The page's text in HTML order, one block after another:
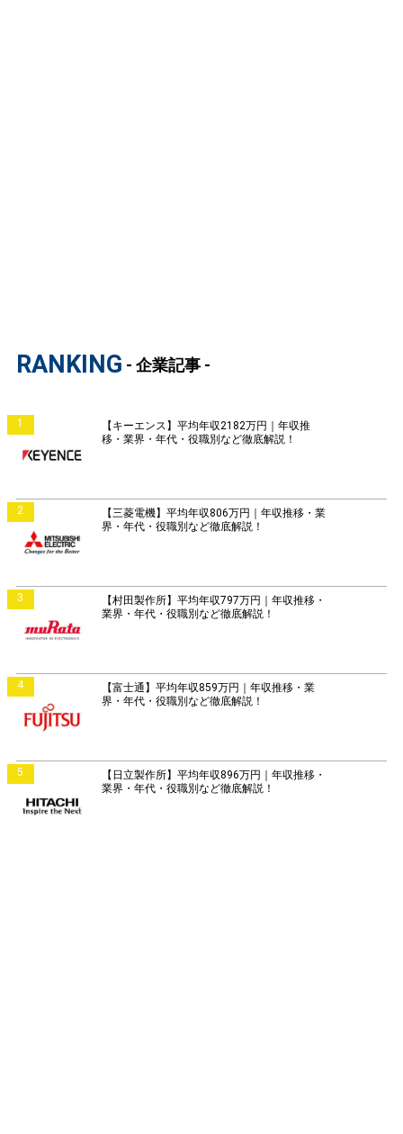
RANKING - 企業記事 -
1
【キーエンス】平均年収2182万円｜年収推
移・業界・年代・役職別など徹底解説！
2
【三菱電機】平均年収806万円｜年収推移・業
界・年代・役職別など徹底解説！
3
【村田製作所】平均年収797万円｜年収推移・
業界・年代・役職別など徹底解説！
4
【富士通】平均年収859万円｜年収推移・業
界・年代・役職別など徹底解説！
5
【日立製作所】平均年収896万円｜年収推移・
業界・年代・役職別など徹底解説！